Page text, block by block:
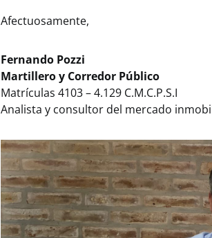
Afectuosamente,
Fernando Pozzi
Martillero y Corredor Público
Matrículas 4103 – 4.129 C.M.C.P.S.I
Analista y consultor del mercado